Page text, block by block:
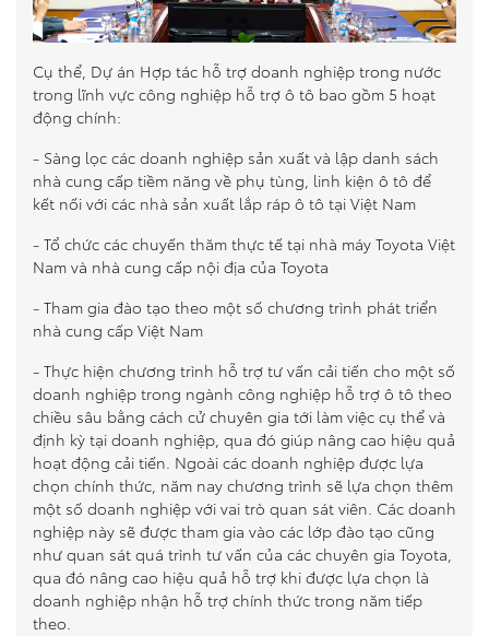
Cụ thể, Dự án Hợp tác hỗ trợ doanh nghiệp trong nước
trong lĩnh vực công nghiệp hỗ trợ ô tô bao gồm 5 hoạt
động chính:
- Sàng lọc các doanh nghiệp sản xuất và lập danh sách
nhà cung cấp tiềm năng về phụ tùng, linh kiện ô tô để
kết nối với các nhà sản xuất lắp ráp ô tô tại Việt Nam
- Tổ chức các chuyến thăm thực tế tại nhà máy Toyota Việt
Nam và nhà cung cấp nội địa của Toyota
- Tham gia đào tạo theo một số chương trình phát triển
nhà cung cấp Việt Nam
- Thực hiện chương trình hỗ trợ tư vấn cải tiến cho một số
doanh nghiệp trong ngành công nghiệp hỗ trợ ô tô theo
chiều sâu bằng cách cử chuyên gia tới làm việc cụ thể và
định kỳ tại doanh nghiệp, qua đó giúp nâng cao hiệu quả
hoạt động cải tiến. Ngoài các doanh nghiệp được lựa
chọn chính thức, năm nay chương trình sẽ lựa chọn thêm
một số doanh nghiệp với vai trò quan sát viên. Các doanh
nghiệp này sẽ được tham gia vào các lớp đào tạo cũng
như quan sát quá trình tư vấn của các chuyên gia Toyota,
qua đó nâng cao hiệu quả hỗ trợ khi được lựa chọn là
doanh nghiệp nhận hỗ trợ chính thức trong năm tiếp
theo.